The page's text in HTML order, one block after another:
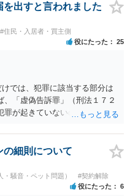
出すと言われました
#住民・入居者・買主側
役にたった 25
では、犯罪に該当する部分は
「虚偽告訴罪」（刑法１７２
罪が起きていないのにワザと警
いのではないでしょうか。
の細則について
騒音・ペット問題） #契約解除
役にたった 6